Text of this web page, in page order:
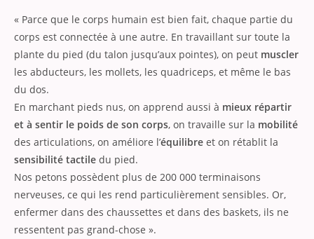
« Parce que le corps humain est bien fait, chaque partie du
corps est connectée à une autre. En travaillant sur toute la
plante du pied (du talon jusqu’aux pointes), on peut muscler
les abducteurs, les mollets, les quadriceps, et même le bas
du dos.
En marchant pieds nus, on apprend aussi à mieux répartir
et à sentir le poids de son corps, on travaille sur la mobilité
des articulations, on améliore l’équilibre et on rétablit la
sensibilité tactile du pied.
Nos petons possèdent plus de 200 000 terminaisons
nerveuses, ce qui les rend particulièrement sensibles. Or,
enfermer dans des chaussettes et dans des baskets, ils ne
ressentent pas grand-chose ».